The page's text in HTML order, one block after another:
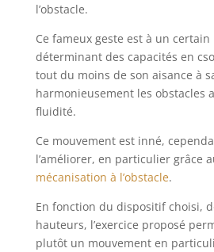
l’obstacle.
Ce fameux geste est à un
déterminant des capacités en
tout du moins de son aisance à
harmonieusement les obstacles
fluidité.
Ce mouvement est inné,
l’améliorer, en particulier grâce
mécanisation à l’obstacle.
En fonction du dispositif choisi,
hauteurs, l’exercice proposé
plutôt un mouvement en